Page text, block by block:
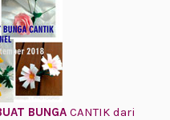
BUNGACANTIK dari